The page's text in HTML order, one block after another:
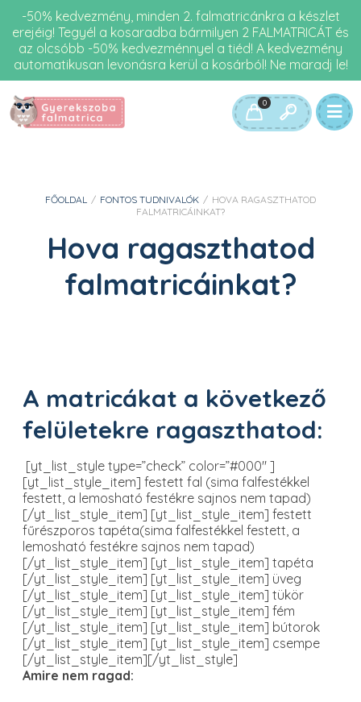
-50% kedvezmény, minden 2. falmatricánkra a készlet
erejéig! Tegyél a kosaradba bármilyen 2 FALMATRICÁT és
az olcsóbb -50% kedvezménnyel a tiéd! A kedvezmény
automatikusan levonásra kerül a kosárból! Ne maradj le!
0
FŐOLDAL / FONTOS TUDNIVALÓK / HOVA RAGASZTHATOD
FALMATRICÁINKAT?
Hova ragaszthatod
falmatricáinkat?
A matricákat a következő
felületekre ragaszthatod:
[yt_list_style type=”check” color=”#000″ ]
[yt_list_style_item] festett fal (sima falfestékkel
festett, a lemosható festékre sajnos nem tapad)
[/yt_list_style_item] [yt_list_style_item] festett
fűrészporos tapéta(sima falfestékkel festett, a
lemosható festékre sajnos nem tapad)
[/yt_list_style_item] [yt_list_style_item] tapéta
[/yt_list_style_item] [yt_list_style_item] üveg
[/yt_list_style_item] [yt_list_style_item] tükör
[/yt_list_style_item] [yt_list_style_item] fém
[/yt_list_style_item] [yt_list_style_item] bútorok
[/yt_list_style_item] [yt_list_style_item] csempe
[/yt_list_style_item][/yt_list_style]
Amire nem ragad: